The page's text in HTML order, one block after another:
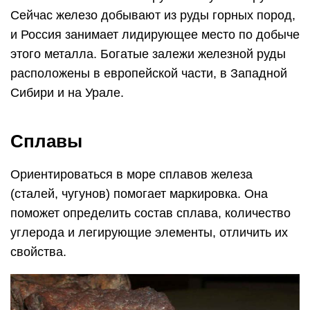
Сейчас железо добывают из руды горных пород,
и Россия занимает лидирующее место по добыче
этого металла. Богатые залежи железной руды
расположены в европейской части, в Западной
Сибири и на Урале.
Сплавы
Ориентироваться в море сплавов железа
(сталей, чугунов) помогает маркировка. Она
поможет определить состав сплава, количество
углерода и легирующие элементы, отличить их
свойства.